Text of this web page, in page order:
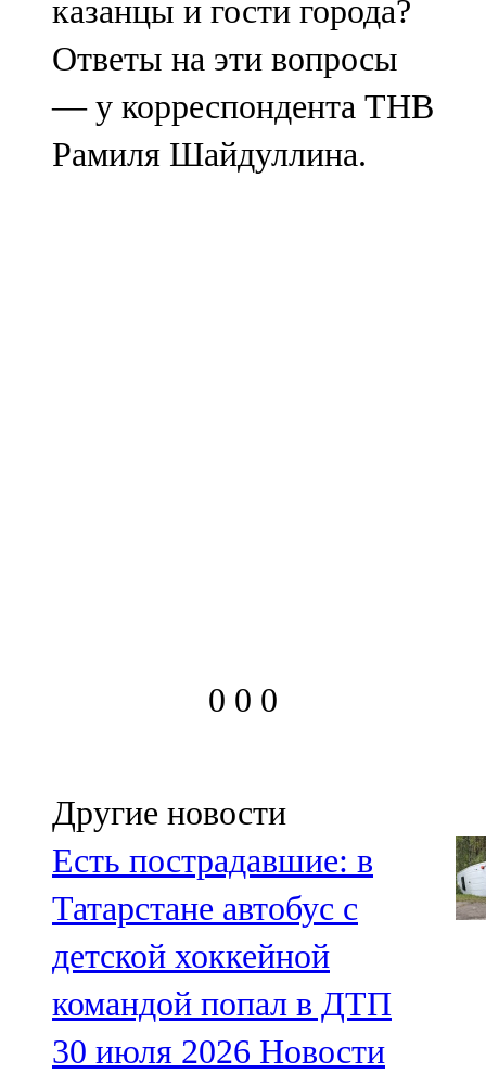
казанцы и гости города?
Ответы на эти вопросы
— у корреспондента ТНВ
Рамиля Шайдуллина.
0 0 0
Другие новости
Есть пострадавшие: в
Татарстане автобус с
детской хоккейной
командой попал в ДТП
30 июля 2026 Новости